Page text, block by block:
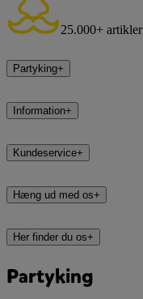
25.000+ artikler
Partyking+
Information+
Kundeservice+
Hæng ud med os+
Her finder du os+
Partyking